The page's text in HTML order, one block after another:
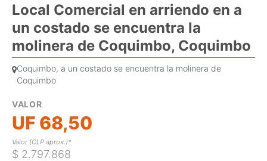
Local Comercial en arriendo en a
un costado se encuentra la
molinera de Coquimbo, Coquimbo
Coquimbo, a un costado se encuentra la molinera de
Coquimbo
VALOR
UF 68,50
Valor (CLP aprox.)*
$ 2.797.868